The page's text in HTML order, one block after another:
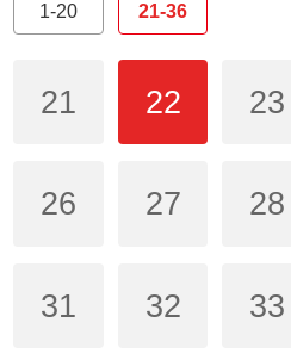
1-20 21-36
21 22 23
26 27 28
31 32 33